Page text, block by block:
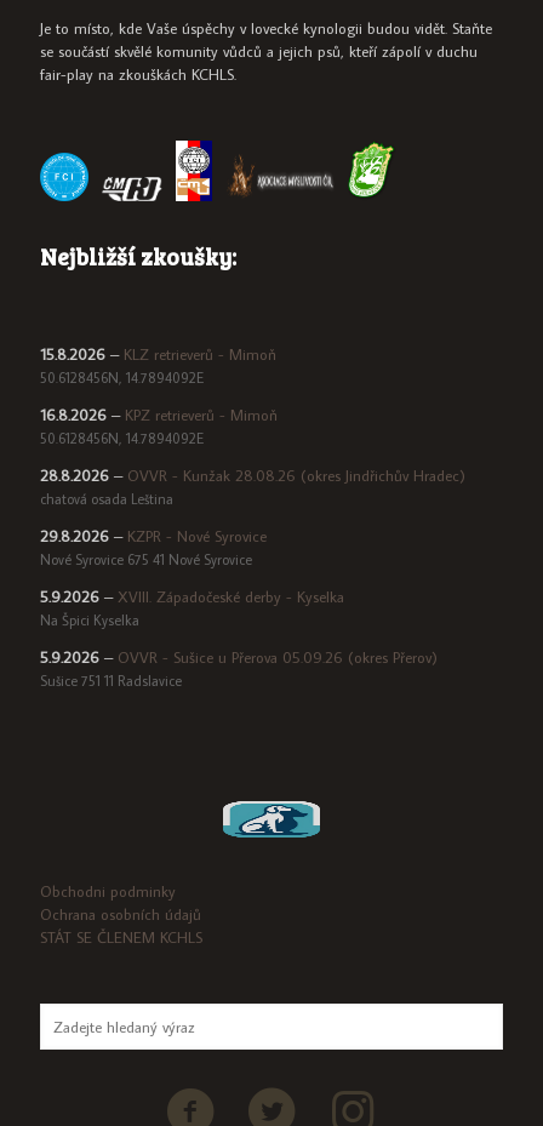
Je to místo, kde Vaše úspěchy v lovecké kynologii budou vidět. Staňte
se součástí skvělé komunity vůdců a jejich psů, kteří zápolí v duchu
fair-play na zkouškách KCHLS.
Nejbližší zkoušky:
15.8.2026 – KLZ retrieverů - Mimoň
50.6128456N, 14.7894092E
16.8.2026 – KPZ retrieverů - Mimoň
50.6128456N, 14.7894092E
28.8.2026 – OVVR - Kunžak 28.08.26 (okres Jindřichův Hradec)
chatová osada Leština
29.8.2026 – KZPR - Nové Syrovice
Nové Syrovice 675 41 Nové Syrovice
5.9.2026 – XVIII. Západočeské derby - Kyselka
Na Špici Kyselka
5.9.2026 – OVVR - Sušice u Přerova 05.09.26 (okres Přerov)
Sušice 751 11 Radslavice
Obchodni podminky
Ochrana osobních údajů
STÁT SE ČLENEM KCHLS